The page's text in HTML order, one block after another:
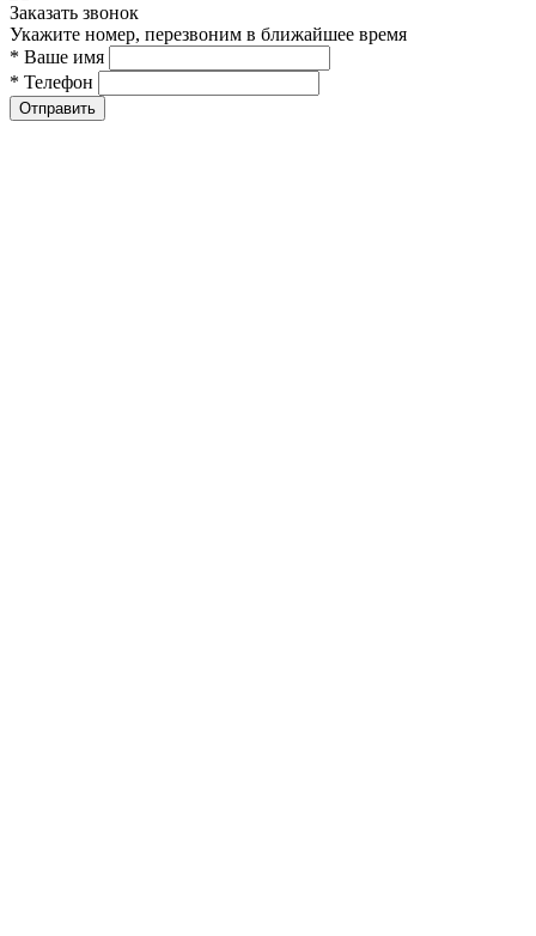
Заказать звонок
Укажите номер, перезвоним в ближайшее время
* Ваше имя
* Телефон
Отправить